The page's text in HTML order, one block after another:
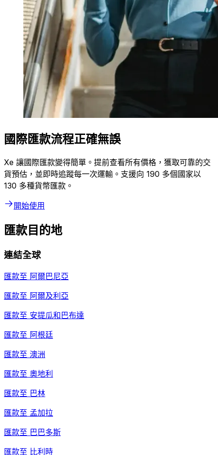
國際匯款流程正確無誤
Xe 讓國際匯款變得簡單。提前查看所有價格，獲取可靠的交
貨預估，並即時追蹤每一次運輸。支援向 190 多個國家以
130 多種貨幣匯款。
開始使用
匯款目的地
連結全球
匯款至 阿爾巴尼亞
匯款至 阿爾及利亞
匯款至 安提瓜和巴布達
匯款至 阿根廷
匯款至 澳洲
匯款至 奧地利
匯款至 巴林
匯款至 孟加拉
匯款至 巴巴多斯
匯款至 比利時